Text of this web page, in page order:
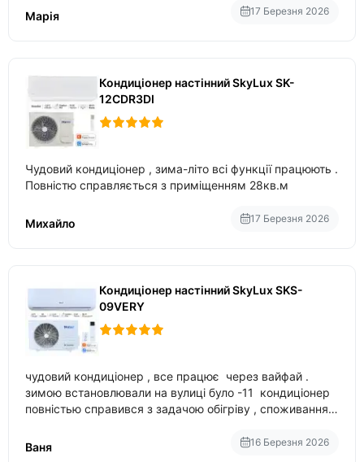
Марія
17 Березня 2026
Кондиціонер настінний SkyLux SK-
12CDR3DI
Чудовий кондиціонер , зима-літо всі функції працюють .
Повністю справляється з приміщенням 28кв.м
Михайло 17 Березня 2026
Кондиціонер настінний SkyLux SKS-
09VERY
чудовий кондиціонер , все працює через вайфай .
зимою встановлювали на вулиці було -11 кондиціонер
повністью справився з задачою обігріву , споживання
температури
Ваня 16 Березня 2026